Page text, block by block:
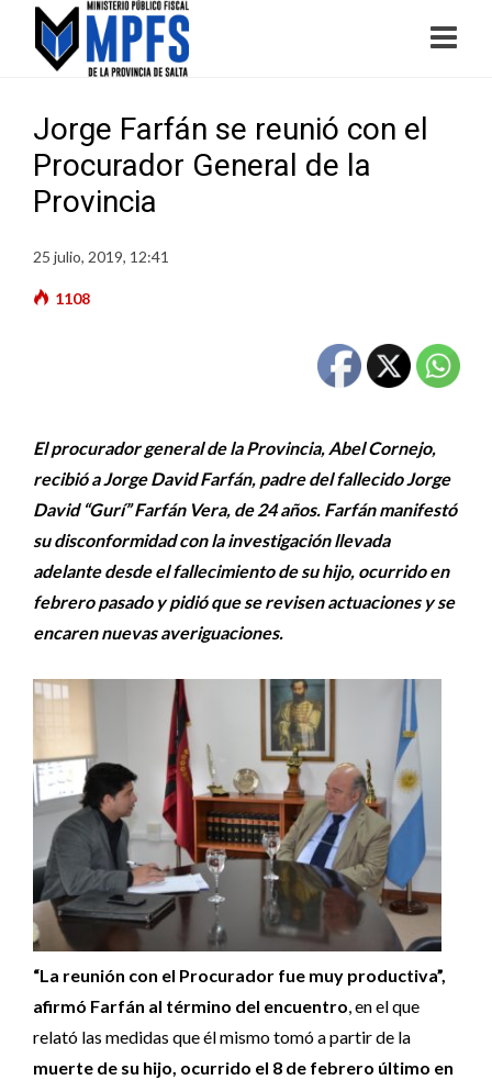
Jorge Farfán se reunió con el
Procurador General de la
Provincia
25 julio, 2019, 12:41
1108
El procurador general de la Provincia, Abel Cornejo,
recibió a Jorge David Farfán, padre del fallecido Jorge
David “Gurí” Farfán Vera, de 24 años. Farfán manifestó
su disconformidad con la investigación llevada
adelante desde el fallecimiento de su hijo, ocurrido en
febrero pasado y pidió que se revisen actuaciones y se
encaren nuevas averiguaciones.
“La reunión con el Procurador fue muy productiva”,
afirmó Farfán al término del encuentro, en el que
relató las medidas que él mismo tomó a partir de la
muerte de su hijo, ocurrido el 8 de febrero último en